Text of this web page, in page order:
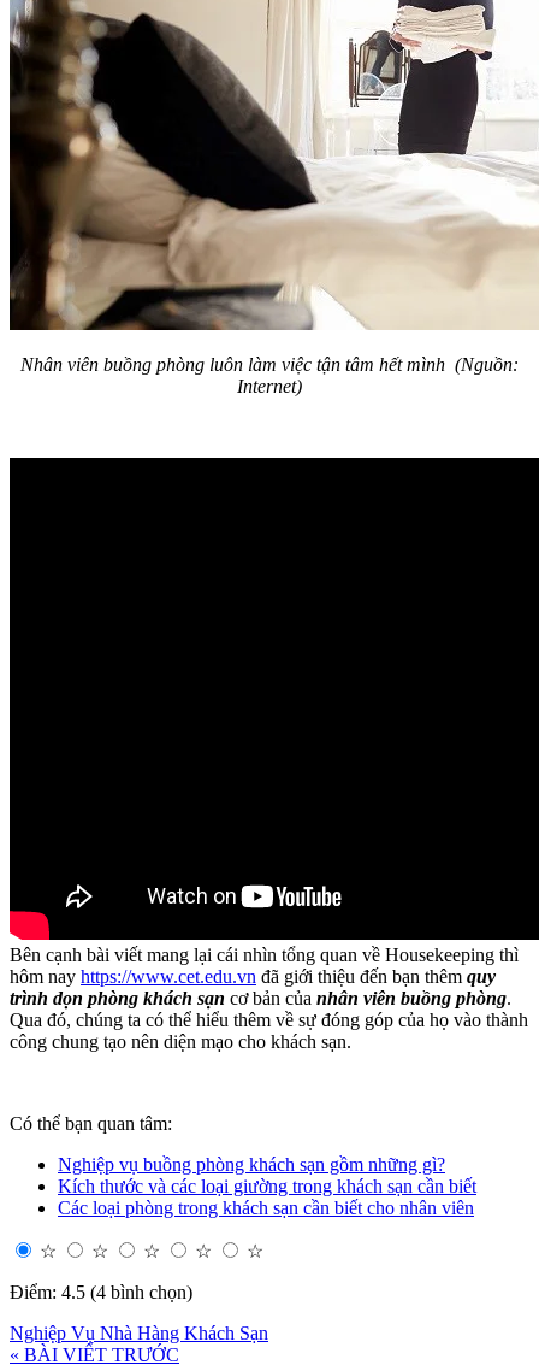
Nhân viên buồng phòng luôn làm việc tận tâm hết mình (Nguồn:
Internet)
Bên cạnh bài viết mang lại cái nhìn tổng quan về Housekeeping thì
hôm nay https://www.cet.edu.vn đã giới thiệu đến bạn thêm quy
trình dọn phòng khách sạn cơ bản của nhân viên buồng phòng.
Qua đó, chúng ta có thể hiểu thêm về sự đóng góp của họ vào thành
công chung tạo nên diện mạo cho khách sạn.
Có thể bạn quan tâm:
Nghiệp vụ buồng phòng khách sạn gồm những gì?
Kích thước và các loại giường trong khách sạn cần biết
Các loại phòng trong khách sạn cần biết cho nhân viên
☆ ☆ ☆ ☆
☆
Điểm: 4.5 (4 bình chọn)
Nghiệp Vụ Nhà Hàng Khách Sạn
« BÀI VIẾT TRƯỚC